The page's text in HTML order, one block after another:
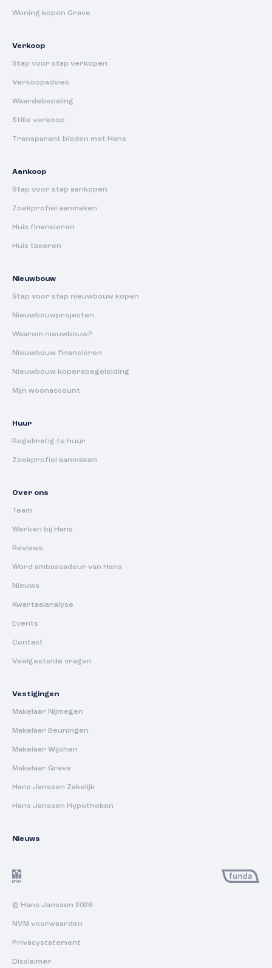
Woning kopen Grave
Verkoop
Stap voor stap verkopen
Verkoopadvies
Waardebepaling
Stille verkoop
Transparant bieden met Hans
Aankoop
Stap voor stap aankopen
Zoekprofiel aanmaken
Huis financieren
Huis taxeren
Nieuwbouw
Stap voor stap nieuwbouw kopen
Nieuwbouwprojecten
Waarom nieuwbouw?
Nieuwbouw financieren
Nieuwbouw kopersbegeleiding
Mijn woonaccount
Huur
Regelmatig te huur
Zoekprofiel aanmaken
Over ons
Team
Werken bij Hans
Reviews
Word ambassadeur van Hans
Nieuws
Kwartaalanalyse
Events
Contact
Veelgestelde vragen
Vestigingen
Makelaar Nijmegen
Makelaar Beuningen
Makelaar Wijchen
Makelaar Grave
Hans Janssen Zakelijk
Hans Janssen Hypotheken
Nieuws
© Hans Janssen 2026
NVM voorwaarden
Privacystatement
Disclaimer